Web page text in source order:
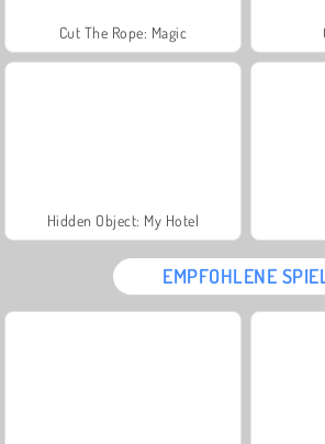
Cut The Rope: Magic
Hidden Object: My Hotel
EMPFOHLENE